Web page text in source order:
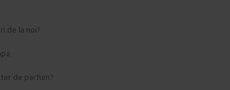
de la noi?
de parfum?